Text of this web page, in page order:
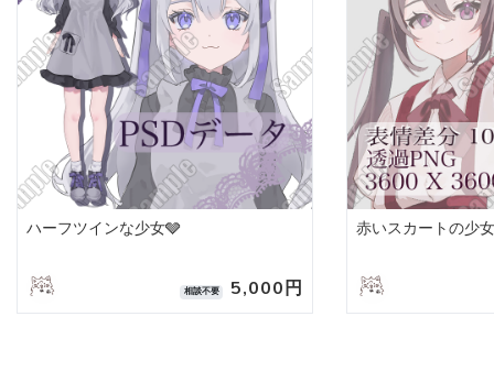
ハーフツインな少女🩶
相談不要 5,000円
赤いスカートの少女